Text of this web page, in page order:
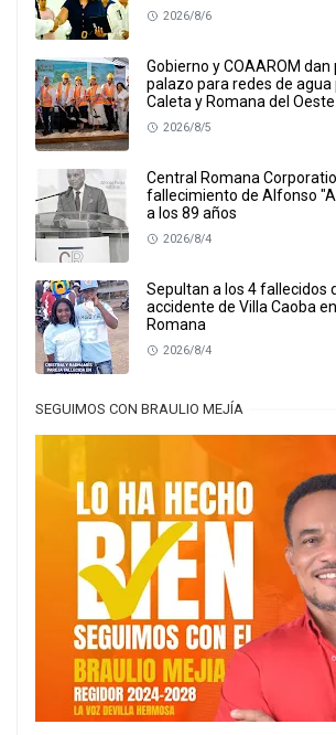
2026/8/6
Gobierno y COAAROM
palazo para redes de agua
Caleta y Romana del Oeste
2026/8/5
Central Romana
fallecimiento de Alfonso
a los 89 años
2026/8/4
Sepultan a los 4 fallecidos
accidente de Villa Caoba
Romana
2026/8/4
SEGUIMOS CON BRAULIO MEJÍA